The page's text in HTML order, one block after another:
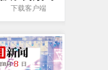
下载客户端